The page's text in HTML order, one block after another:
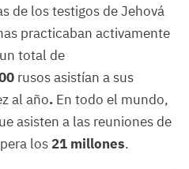
de los testigos de Jehová
practicaban activamente
total de
rusos asistían a sus
al año. En todo el mundo,
asisten a las reuniones de
los 21 millones.